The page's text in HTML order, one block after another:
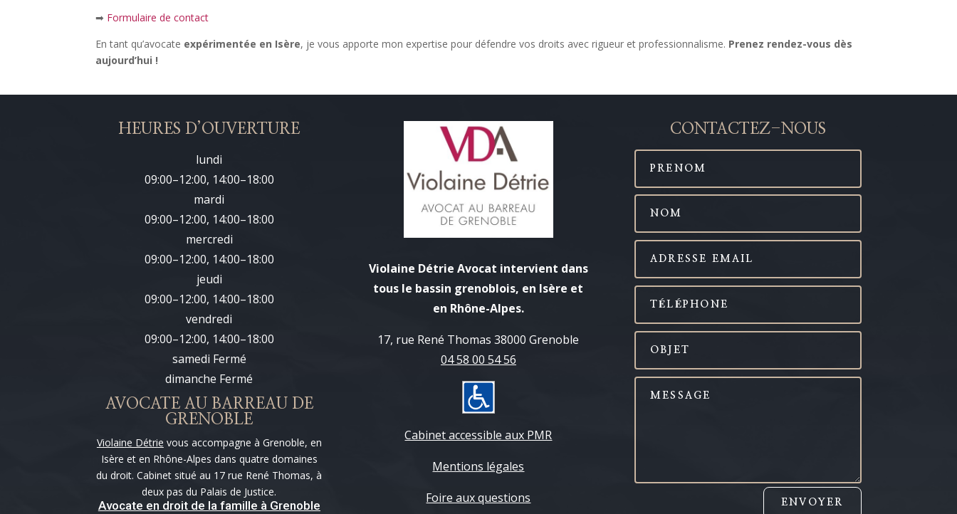
➡ Formulaire de contact
En tant qu’avocate expérimentée en Isère, je vous apporte mon expertise pour défendre vos droits avec rigueur et professionnalisme. Prenez rendez-vous dès
aujourd’hui !
HEURES D’OUVERTURE
lundi
09:00–12:00, 14:00–18:00
mardi
09:00–12:00, 14:00–18:00
mercredi
09:00–12:00, 14:00–18:00
jeudi
09:00–12:00, 14:00–18:00
vendredi
09:00–12:00, 14:00–18:00
samedi Fermé
dimanche Fermé
AVOCATE AU BARREAU DE
GRENOBLE
Violaine Détrie vous accompagne à Grenoble, en
Isère et en Rhône-Alpes dans quatre domaines
du droit. Cabinet situé au 17 rue René Thomas, à
deux pas du Palais de Justice.
Avocate en droit de la famille à Grenoble
Violaine Détrie Avocat intervient dans
tous le bassin grenoblois, en Isère et
en Rhône-Alpes.
17, rue René Thomas 38000 Grenoble
04 58 00 54 56
Cabinet accessible aux PMR
Mentions légales
Foire aux questions
CONTACTEZ-NOUS
ENVOYER